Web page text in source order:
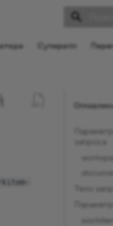
Суперапп
запроса
Тело